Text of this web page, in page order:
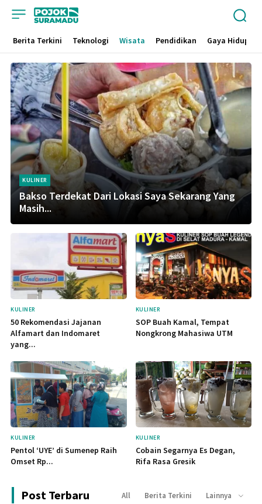
Berita Terkini Teknologi Wisata Pendidikan Gaya Hidup
KULINER
Bakso Terdekat Dari Lokasi Saya Sekarang Yang
Masih...
KULINER
50 Rekomendasi Jajanan
Alfamart dan Indomaret
yang...
KULINER
SOP Buah Kamal, Tempat
Nongkrong Mahasiwa UTM
KULINER
Pentol ‘UYE’ di Sumenep Raih
Omset Rp...
KULINER
Cobain Segarnya Es Degan,
Rifa Rasa Gresik
Post Terbaru All Berita Terkini Lainnya